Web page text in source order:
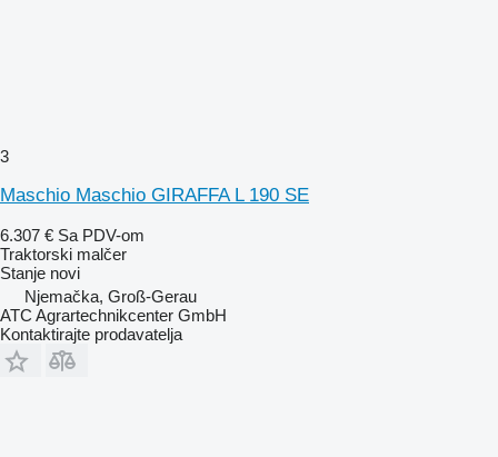
3
Maschio Maschio GIRAFFA L 190 SE
6.307 € Sa PDV-om
Traktorski malčer
Stanje novi
Njemačka, Groß-Gerau
ATC Agrartechnikcenter GmbH
Kontaktirajte prodavatelja